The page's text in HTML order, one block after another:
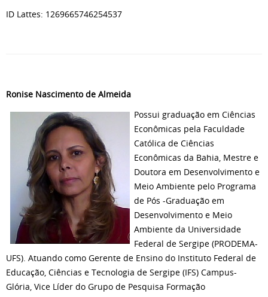
ID Lattes: 1269665746254537
Ronise Nascimento de Almeida
Possui graduação em Ciências
Econômicas pela Faculdade
Católica de Ciências
Econômicas da Bahia, Mestre e
Doutora em Desenvolvimento e
Meio Ambiente pelo Programa
de Pós -Graduação em
Desenvolvimento e Meio
Ambiente da Universidade
Federal de Sergipe (PRODEMA-
UFS). Atuando como Gerente de Ensino do Instituto Federal de
Educação, Ciências e Tecnologia de Sergipe (IFS) Campus-
Glória, Vice Líder do Grupo de Pesquisa Formação